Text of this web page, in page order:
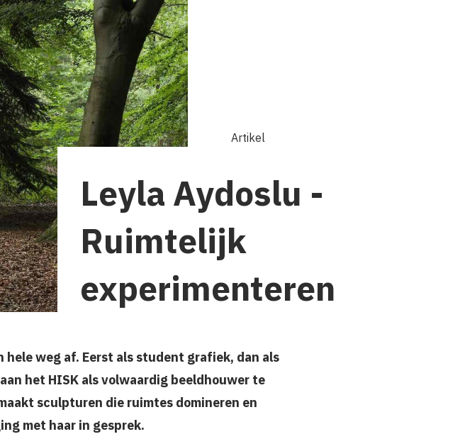
Leyla Aydoslu -
Ruimtelijk
experimenteren
Artikel
hele weg af. Eerst als student grafiek, dan als
het HISK als volwaardig beeldhouwer te
sculpturen die ruimtes domineren en
met haar in gesprek.